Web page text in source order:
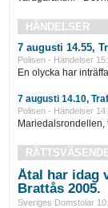
HÄNDELSER
7 augusti 14.55,
Polisen - Händelser
En olycka har
7 augusti 14.10,
Polisen - Händelser
Mariedalsrondellen,
Åtal har idag
Brattås 2005.
Sveriges Domstolar